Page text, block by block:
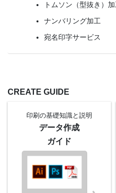
トムソン（型抜き）
ナンバリング加工
宛名印字サービス
CREATE GUIDE
印刷の基礎知識と 説明
データ作成
ガイド